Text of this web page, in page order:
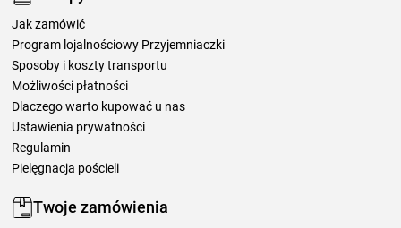
Jak zamówić
Program lojalnościowy Przyjemniaczki
Sposoby i koszty transportu
Możliwości płatności
Dlaczego warto kupować u nas
Ustawienia prywatności
Regulamin
Pielęgnacja pościeli
Twoje zamówienia